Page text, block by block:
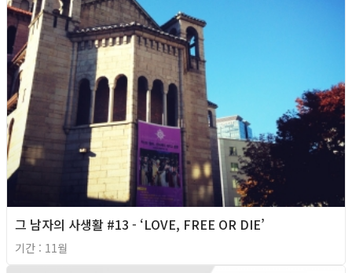
그 남자의 사생활 #13 - ‘LOVE, FREE OR DIE’
기간 : 11월